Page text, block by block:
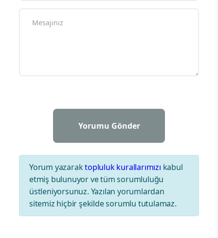
Yorum yazaraktopluluk kurallarımızı kabul
etmiş bulunuyor ve tüm sorumluluğu
üstleniyorsunuz. Yazılan yorumlardan
sitemiz hiçbir şekilde sorumlu tutulamaz.